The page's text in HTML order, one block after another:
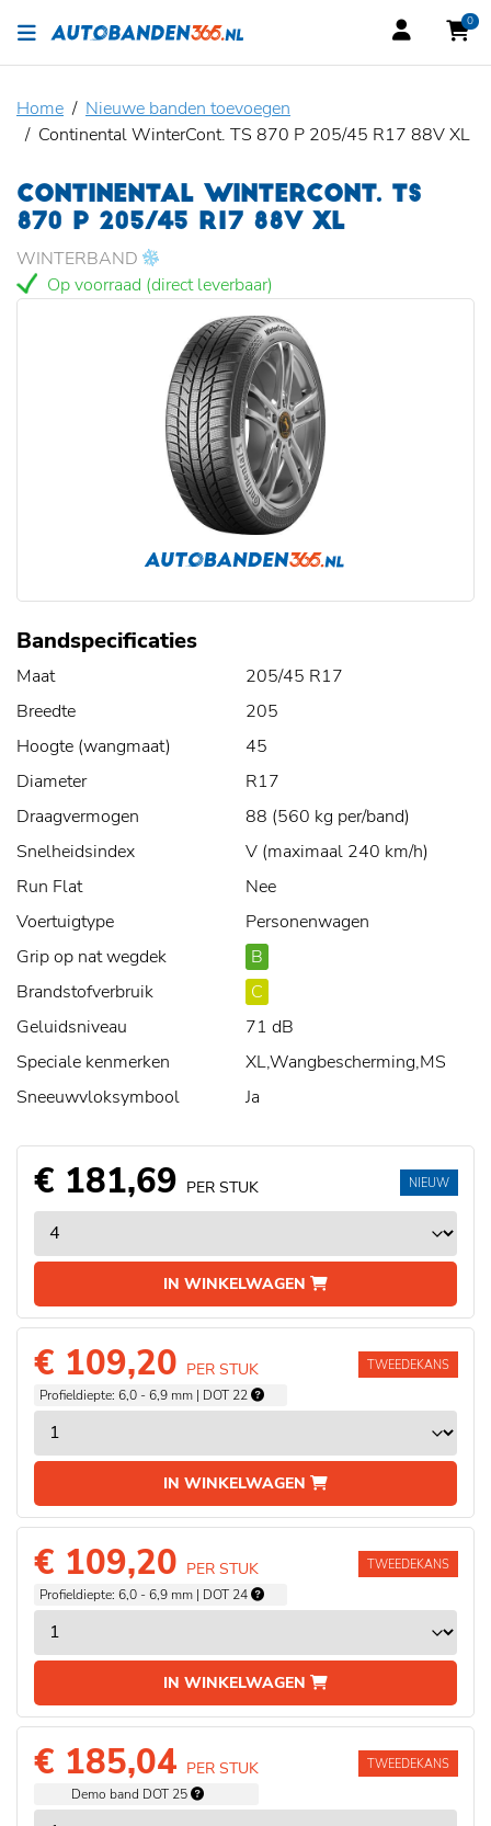
0
Home
Nieuwe banden toevoegen
Continental WinterCont. TS 870 P 205/45 R17 88V XL
CONTINENTAL WINTERCONT. TS
870 P 205/45 R17 88V XL
WINTERBAND
Op voorraad (direct leverbaar)
Bandspecificaties
Maat
205/45 R17
Breedte
205
Hoogte (wangmaat)
45
Diameter
R17
Draagvermogen
88 (560 kg per/band)
Snelheidsindex
V (maximaal 240 km/h)
Run Flat
Nee
Voertuigtype
Personenwagen
Grip op nat wegdek
B
Brandstofverbruik
C
Geluidsniveau
71 dB
Speciale kenmerken
XL,Wangbescherming,MS
Sneeuwvloksymbool
Ja
€ 181,69 PER STUK
IN WINKELWAGEN
NIEUW
€ 109,20 PER STUK
Profieldiepte: 6,0 - 6,9 mm | DOT 22
IN WINKELWAGEN
TWEEDEKANS
€ 109,20 PER STUK
Profieldiepte: 6,0 - 6,9 mm | DOT 24
IN WINKELWAGEN
TWEEDEKANS
€ 185,04 PER STUK
Demo band DOT 25
TWEEDEKANS